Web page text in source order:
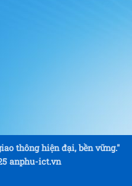
thông hiện đại, bền vững."
anphu-ict.vn